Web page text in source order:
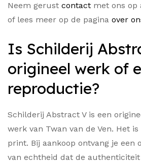
Neem gerust contact met ons op
of lees meer op de pagina over
Is Schilderij
origineel werk of
reproductie?
Schilderij Abstract V is een
werk van Twan van de Ven. Het
print. Bij aankoop ontvang je een
van echtheid dat de